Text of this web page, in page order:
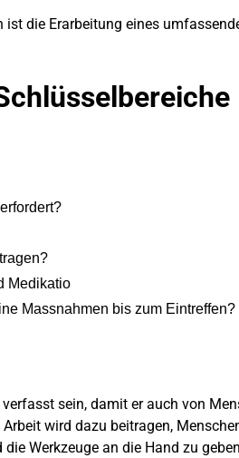
die Erarbeitung eines
Medikatio
Massnahmen bis zum Eintreffen?
sein, damit er auch von
wird dazu beitragen,
Werkzeuge an die Hand zu